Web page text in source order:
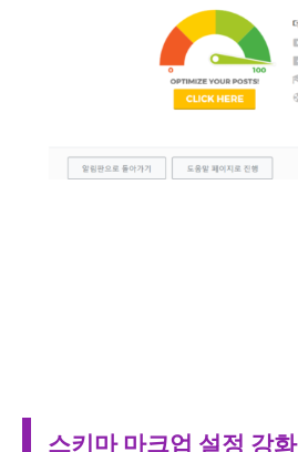
스키마 마크업 설정 강화